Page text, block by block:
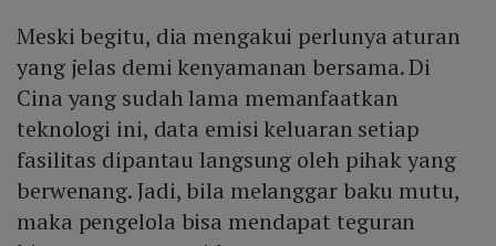
Meski begitu, dia mengakui perlunya aturan
yang jelas demi kenyamanan bersama. Di
Cina yang sudah lama memanfaatkan
teknologi ini, data emisi keluaran setiap
fasilitas dipantau langsung oleh pihak yang
berwenang. Jadi, bila melanggar baku mutu,
maka pengelola bisa mendapat teguran